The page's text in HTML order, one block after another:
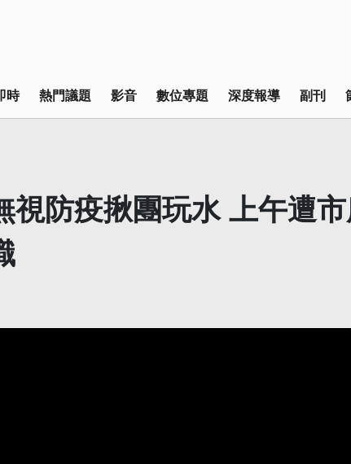
時 熱門議題 影音 數位專題 深度報導 副刊
視防疫揪團玩水 上午遭